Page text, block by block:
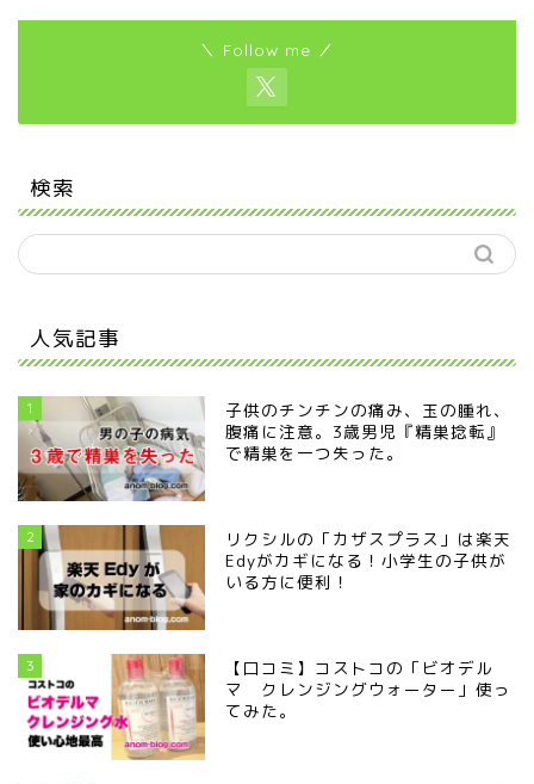
＼ Follow me ／
検索
人気記事
1
子供のチンチンの痛み、玉の腫れ、
腹痛に注意。3歳男児『精巣捻転』
で精巣を一つ失った。
2
リクシルの「カザスプラス」は楽天
Edyがカギになる！小学生の子供が
いる方に便利！
3
【口コミ】コストコの「ビオデル
マ クレンジングウォーター」使っ
てみた。